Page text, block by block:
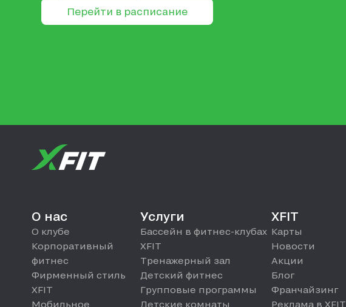
Перейти в расписание
О нас
О клубе
Корпоративный
фитнес
Фирменный стиль
XFIT
Мобильное
Услуги
Бассейн в фитнес-клубах
XFIT
Тренажерный зал
Детский фитнес
Групповые программы
Детские комнаты
XFIT
Карты
Новости
Акции
Блог
Франчайзинг
Реклама в XFIT